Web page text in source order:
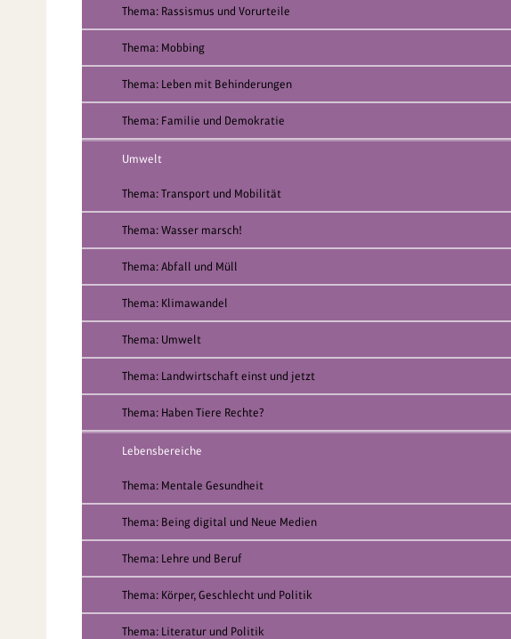
Thema: Rassismus und Vorurteile
Thema: Mobbing
Thema: Leben mit Behinderungen
Thema: Familie und Demokratie
Umwelt
Thema: Transport und Mobilität
Thema: Wasser marsch!
Thema: Abfall und Müll
Thema: Klimawandel
Thema: Umwelt
Thema: Landwirtschaft einst und jetzt
Thema: Haben Tiere Rechte?
Lebensbereiche
Thema: Mentale Gesundheit
Thema: Being digital und Neue Medien
Thema: Lehre und Beruf
Thema: Körper, Geschlecht und Politik
Thema: Literatur und Politik